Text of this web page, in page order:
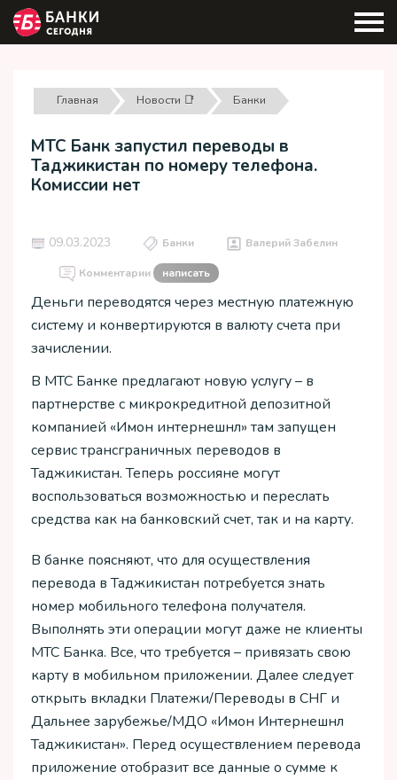
Главная Новости 📑 Банки
МТС Банк запустил переводы в
Таджикистан по номеру телефона.
Комиссии нет
09.03.2023 Банки Валерий Забелин
Комментарии написать
Деньги переводятся через местную платежную
систему и конвертируются в валюту счета при
зачислении.
В МТС Банке предлагают новую услугу – в
партнерстве с микрокредитной депозитной
компанией «Имон интернешнл» там запущен
сервис трансграничных переводов в
Таджикистан. Теперь россияне могут
воспользоваться возможностью и переслать
средства как на банковский счет, так и на карту.
В банке поясняют, что для осуществления
перевода в Таджикистан потребуется знать
номер мобильного телефона получателя.
Выполнять эти операции могут даже не клиенты
МТС Банка. Все, что требуется – привязать свою
карту в мобильном приложении. Далее следует
открыть вкладки Платежи/Переводы в СНГ и
Дальнее зарубежье/МДО «Имон Интернешнл
Таджикистан». Перед осуществлением перевода
приложение отобразит все данные о сумме к